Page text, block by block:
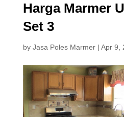
Harga Marmer
Set 3
by Jasa Poles Marmer| Apr 9,